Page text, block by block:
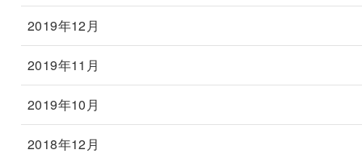
2019年12月
2019年11月
2019年10月
2018年12月